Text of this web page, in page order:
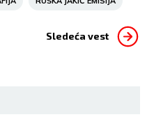
Sledeća vest